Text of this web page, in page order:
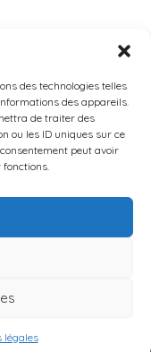
des technologies telles
des appareils.
de traiter des
ou les ID uniques sur ce
peut avoir
légales